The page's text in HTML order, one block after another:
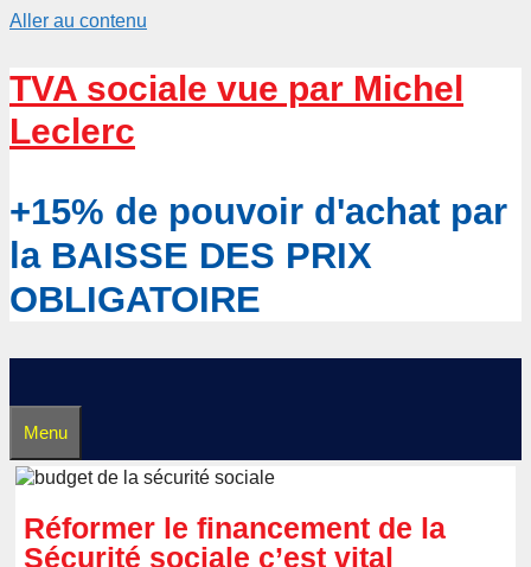
Aller au contenu
TVA sociale vue par Michel
Leclerc
+15% de pouvoir d'achat par
la BAISSE DES PRIX
OBLIGATOIRE
Menu
Réformer le financement de la
Sécurité sociale c’est vital